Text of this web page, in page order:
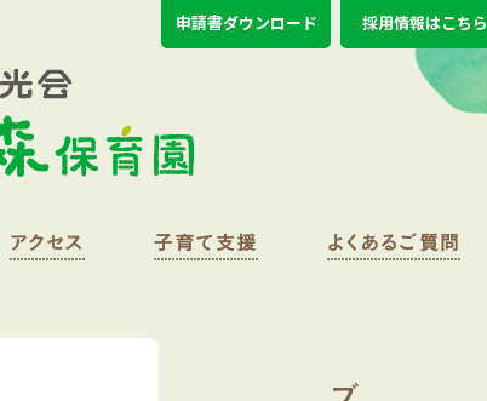
採用情報はこちら
申請書ダウンロード